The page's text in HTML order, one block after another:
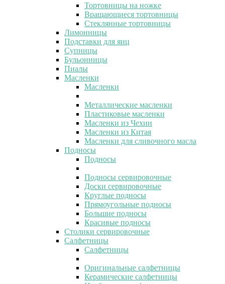
Тортовницы на ножке
Вращающиеся тортовницы
Стеклянные тортовницы
Лимонницы
Подставки для яиц
Супницы
Бульонницы
Пиалы
Масленки
Масленки
Металлические масленки
Пластиковые масленки
Масленки из Чехии
Масленки из Китая
Масленки для сливочного масла
Подносы
Подносы
Подносы сервировочные
Доски сервировочные
Круглые подносы
Прямоугольные подносы
Большие подносы
Красивые подносы
Столики сервировочные
Салфетницы
Салфетницы
Оригинальные салфетницы
Керамические салфетницы